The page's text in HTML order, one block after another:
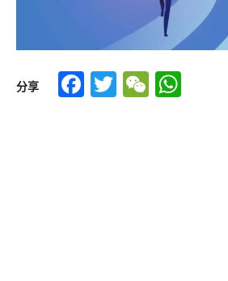
分享 Facebook
TwitterWeChat